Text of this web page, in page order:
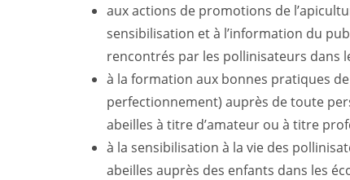
aux actions de promotions de
sensibilisation et à l’information du
rencontrés par les pollinisateurs dans
à la formation aux bonnes pratiques
perfectionnement) auprès de toute
abeilles à titre d’amateur ou à titre
à la sensibilisation à la vie des
abeilles auprès des enfants dans les